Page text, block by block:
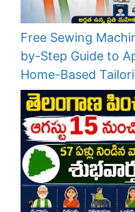
Free Sewing
by-Step Guide to
Home-Based